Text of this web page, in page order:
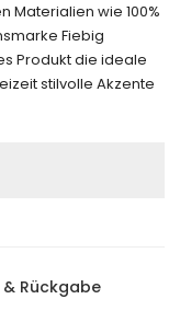
Materialien wie 100%
Fiebig
Produkt die ideale
stilvolle Akzente
Rückgabe